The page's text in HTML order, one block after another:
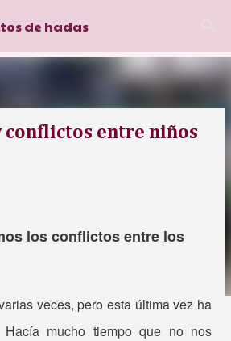
contenido principal
de hadas
conflictos entre niños
los conflictos entre los
veces, pero esta última vez ha
Hacía mucho tiempo que no nos